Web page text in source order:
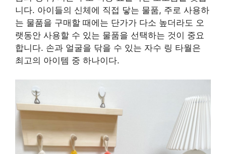
니다. 아이들의 신체에 직접 닿는 물품, 주로 사용하
는 물품을 구매할 때에는 단가가 다소 높더라도 오
랫동안 사용할 수 있는 물품을 선택하는 것이 중요
합니다. 손과 얼굴을 닦을 수 있는 자수 링 타월은
최고의 아이템 중 하나이다.